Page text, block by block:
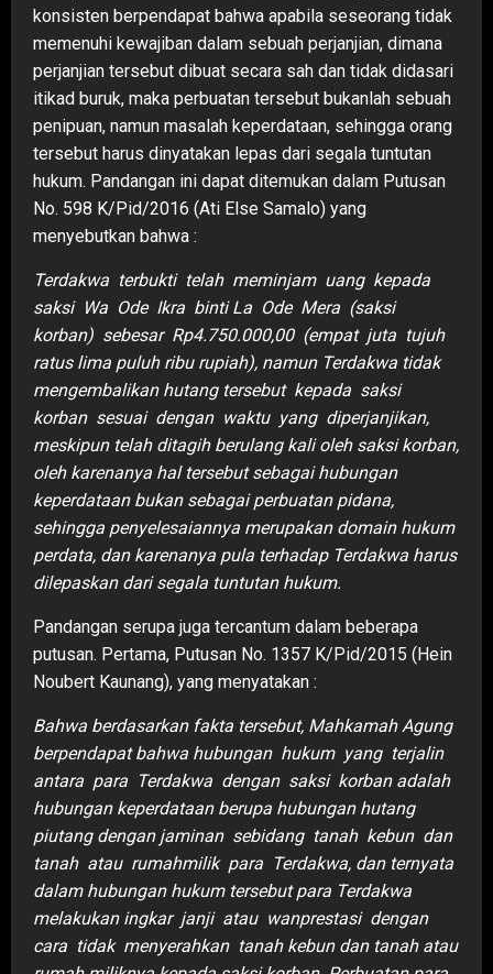
konsisten berpendapat bahwa apabila seseorang tidak
memenuhi kewajiban dalam sebuah perjanjian, dimana
perjanjian tersebut dibuat secara sah dan tidak didasari
itikad buruk, maka perbuatan tersebut bukanlah sebuah
penipuan, namun masalah keperdataan, sehingga orang
tersebut harus dinyatakan lepas dari segala tuntutan
hukum. Pandangan ini dapat ditemukan dalam Putusan
No. 598 K/Pid/2016 (Ati Else Samalo) yang
menyebutkan bahwa :
Terdakwa terbukti telah meminjam uang kepada
saksi Wa Ode Ikra binti La Ode Mera (saksi
korban) sebesar Rp4.750.000,00 (empat juta tujuh
ratus lima puluh ribu rupiah), namun Terdakwa tidak
mengembalikan hutang tersebut kepada saksi
korban sesuai dengan waktu yang diperjanjikan,
meskipun telah ditagih berulang kali oleh saksi korban,
oleh karenanya hal tersebut sebagai hubungan
keperdataan bukan sebagai perbuatan pidana,
sehingga penyelesaiannya merupakan domain hukum
perdata, dan karenanya pula terhadap Terdakwa harus
dilepaskan dari segala tuntutan hukum.
Pandangan serupa juga tercantum dalam beberapa
putusan. Pertama, Putusan No. 1357 K/Pid/2015 (Hein
Noubert Kaunang), yang menyatakan :
Bahwa berdasarkan fakta tersebut, Mahkamah Agung
berpendapat bahwa hubungan hukum yang terjalin
antara para Terdakwa dengan saksi korban adalah
hubungan keperdataan berupa hubungan hutang
piutang dengan jaminan sebidang tanah kebun dan
tanah atau rumahmilik para Terdakwa, dan ternyata
dalam hubungan hukum tersebut para Terdakwa
melakukan ingkar janji atau wanprestasi dengan
cara tidak menyerahkan tanah kebun dan tanah atau